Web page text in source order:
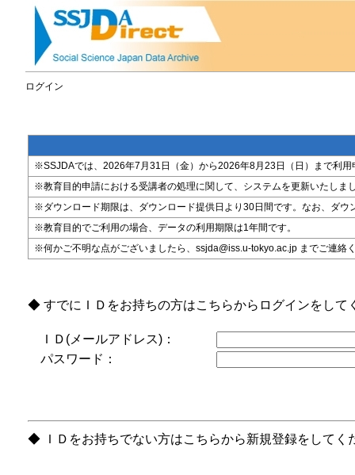
ログイン
※SSJDAでは、2026年7月31日（金）から2026年8月23日（日）まで利
※教育目的申請における受講者の処理に関して、システムを更新いたしま
※ダウンロード期限は、ダウンロード提供日より30日間です。なお、ダ
※教育目的でご利用の場合、データの利用期限は1年間です。
※何かご不明な点がございましたら、ssjda@iss.u-tokyo.ac.jp までご連絡
◆ すでにＩＤをお持ちの方はこちらからログインをして
ＩＤ(メールアドレス)：
パスワード：
◆ ＩＤをお持ちでない方はこちらから新規登録をしてく